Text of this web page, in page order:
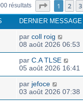
résultats Page sur20
1 2 3
DERNIER MESSAGE
par coll roig
08 août 2026 06:53
par C.A TLSE
05 août 2026 16:41
par jefoce
03 août 2026 07:38